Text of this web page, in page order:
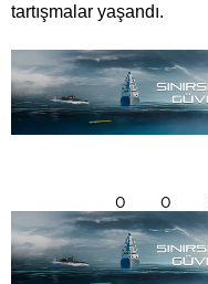
tartışmalar yaşandı.
0 0